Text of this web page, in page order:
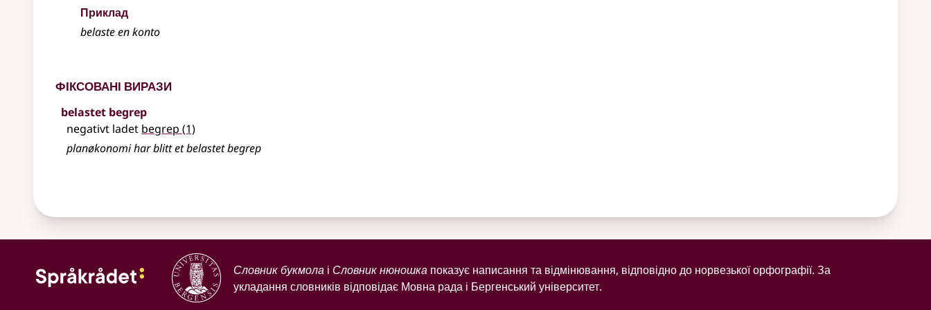
Приклад
belasteen konto
Фіксовані вирази
belastet begrep
negativt ladet begrep (1)
planøkonomi har blitt et belastet begrep
Словник букмола і Словник нюношка показує написання та відмінювання, відповідно до норвезької орфографії. За
укладання словників відповідає Мовна рада і Бергенський університет.